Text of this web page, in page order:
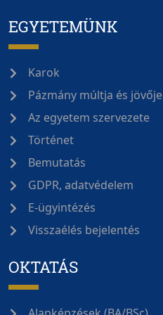
EGYETEMÜNK
Karok
Pázmány múltja és jövője
Az egyetem szervezete
Történet
Bemutatás
GDPR, adatvédelem
E-ügyintézés
Visszaélés bejelentés
OKTATÁS